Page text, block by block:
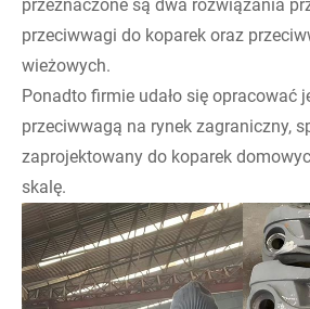
przeznaczone są dwa rozwiązania
przeciwwagi do koparek oraz
wieżowych.
Ponadto firmie udało się opracować
przeciwwagą na rynek zagraniczny,
zaprojektowany do koparek
skalę.